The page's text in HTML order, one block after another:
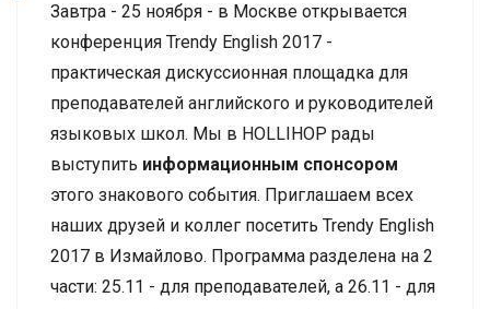
5. Обязательные поля при создании ученика /
лида - теперь вы сами решаете, какие поля
важны
6. Новый тип Документов - автоматические,
при добавлении шаблона сразу появляются у
всех учеников, не надо добавлять вручную
7. Расширена статистика мейл-рассылок -
теперь можно увидеть, сколько было
открывших письмо, сколько переходов,
сколько отписавшихся. Аналитика по
Завтра - 25 ноября - в Москве открывается
конференция Trendy English 2017 -
практическая дискуссионная площадка для
преподавателей английского и руководителей
языковых школ. Мы в HOLLIHOP рады
выступить информационным спонсором
этого знакового события. Приглашаем всех
наших друзей и коллег посетить Trendy English
2017 в Измайлово. Программа разделена на 2
части: 25.11 - для преподавателей, а 26.11 - для